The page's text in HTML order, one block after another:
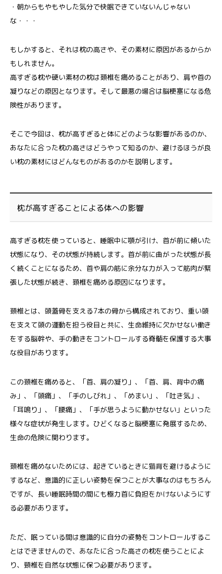
・朝からもやもやした気分で快眠できていないんじゃない
な・・・
もしかすると、それは枕の高さや、その素材に原因があるからか
もしれません。
高すぎる枕や硬い素材の枕は頚椎を痛めることがあり、肩や首の
凝りなどの原因となります。そして最悪の場合は脳梗塞になる危
険性があります。
そこで今回は、枕が高すぎると体にどのような影響があるのか、
あなたに合った枕の高さはどうやって知るのか、避けるほうが良
い枕の素材にはどんなものがあるのかを説明します。
枕が高すぎることによる体への影響
高すぎる枕を使っていると、睡眠中に顎が引け、首が前に傾いた
状態になり、その状態が持続します。首が前に曲がった状態が長
く続くことになるため、首や肩の筋に余分な力が入って筋肉が緊
張した状態が続き、頚椎を痛める原因になります。
頚椎とは、頭蓋骨を支える7本の骨から構成されており、重い頭
を支えて頭の運動を担う役目と共に、生命維持に欠かせない働き
をする脳幹や、手の動きをコントロールする脊髄を保護する大事
な役目があります。
この頚椎を痛めると、「首、肩の凝り」、「首、肩、背中の痛
み」、「頭痛」、「手のしびれ」、「めまい」、「吐き気」、
「耳鳴り」、「腰痛」、「手が思うように動かせない」といった
様々な症状が発生します。ひどくなると脳梗塞に発展するため、
生命の危険に関わります。
頚椎を痛めないためには、起きているときに猫背を避けるように
するなど、意識的に正しい姿勢を保つことが大事なのはもちろん
ですが、長い睡眠時間の間にも極力首に負担をかけないようにす
る必要があります。
ただ、眠っている間は意識的に自分の姿勢をコントロールするこ
とはできませんので、あなたに合った高さの枕を使うことによ
り、頸椎を自然な状態に保つ必要があります。